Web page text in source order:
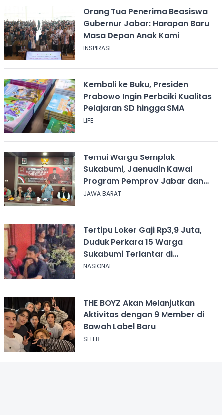
Orang Tua Penerima Beasiswa
Gubernur Jabar: Harapan Baru
Masa Depan Anak Kami
INSPIRASI
Kembali ke Buku, Presiden
Prabowo Ingin Perbaiki Kualitas
Pelajaran SD hingga SMA
LIFE
Temui Warga Semplak
Sukabumi, Jaenudin Kawal
Program Pemprov Jabar dan
Serap Aspirasi
JAWA BARAT
Tertipu Loker Gaji Rp3,9 Juta,
Duduk Perkara 15 Warga
Sukabumi Terlantar di
Kalimantan
NASIONAL
THE BOYZ Akan Melanjutkan
Aktivitas dengan 9 Member di
Bawah Label Baru
SELEB